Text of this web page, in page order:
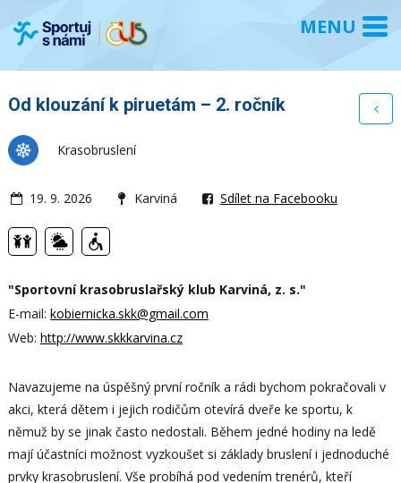
Od klouzání k piruetám – 2. ročník
Krasobruslení
19. 9. 2026 Karviná Sdílet na Facebooku
"Sportovní krasobruslařský klub Karviná, z. s."
E-mail: kobiernicka.skk@gmail.com
Web: http://www.skkkarvina.cz
Navazujeme na úspěšný první ročník a rádi bychom pokračovali v
akci, která dětem i jejich rodičům otevírá dveře ke sportu, k
němuž by se jinak často nedostali. Během jedné hodiny na ledě
mají účastníci možnost vyzkoušet si základy bruslení i jednoduché
prvky krasobruslení. Vše probíhá pod vedením trenérů, kteří